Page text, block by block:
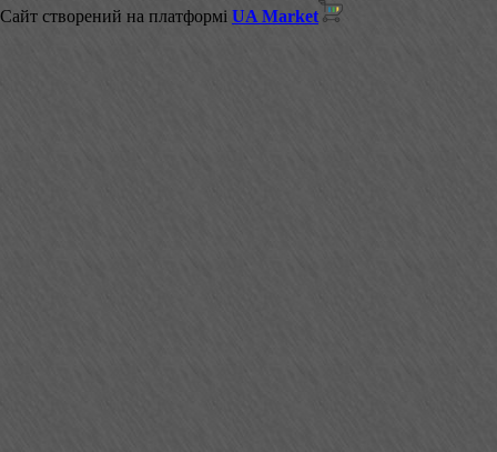
Сайт створений на платформі UA Market